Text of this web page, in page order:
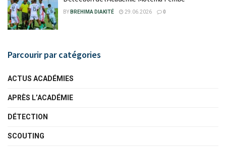
BY BREHIMA DIAKITÉ 29.06.2026 0
Parcourir par catégories
ACTUS ACADÉMIES
APRÈS L’ACADÉMIE
DÉTECTION
SCOUTING